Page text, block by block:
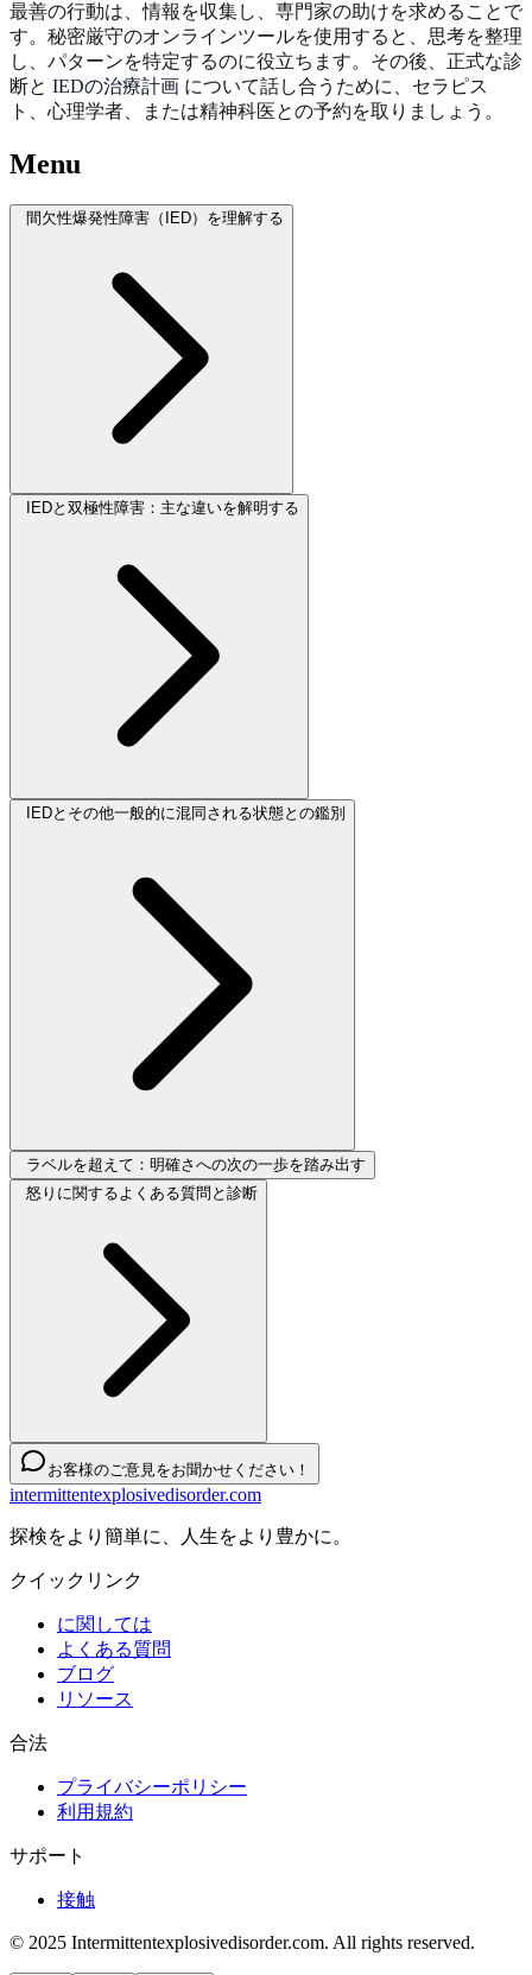
最善の行動は、情報を収集し、専門家の助けを求めることで
す。秘密厳守のオンラインツールを使用すると、思考を整理
し、パターンを特定するのに役立ちます。その後、正式な診
断と IEDの治療計画 について話し合うために、セラピス
ト、心理学者、または精神科医との予約を取りましょう。
Menu
間欠性爆発性障害（IED）を理解する
IEDと双極性障害：主な違いを解明する
IEDとその他一般的に混同される状態との鑑別
ラベルを超えて：明確さへの次の一歩を踏み出す
怒りに関するよくある質問と診断
お客様のご意見をお聞かせください！
intermittentexplosivedisorder.com
探検をより簡単に、人生をより豊かに。
クイックリンク
に関しては
よくある質問
ブログ
リソース
合法
プライバシーポリシー
利用規約
サポート
接触
© 2025 Intermittentexplosivedisorder.com. All rights reserved.